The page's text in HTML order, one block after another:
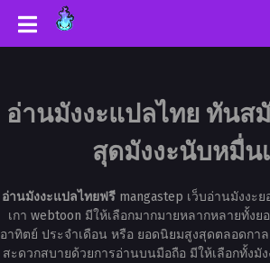
อ่านมังงะแปลไทย ทันส
สุดมังงะนับหมื่น
อ่านมังงะแปลไทยฟรีmangastep เว็บอ่านมังงะ
เกา webtoon มีให้เลือกมากมายหลากหลายทั้ง
อาทิตย์ ประจำเดือน หรือ ยอดนิยมสูงสุดตลอดกา
สะดวกสบายด้วยการอ่านบนมือถือ มีให้เลือกทั้งมั